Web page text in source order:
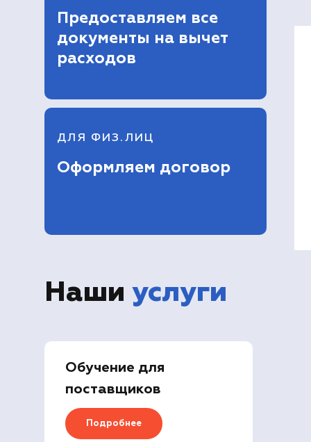
ДЛЯ ФИЗ.ЛИЦ
Оформляем договор
Предоставляем все
документы на вычет
расходов
Наши услуги
Обучение для
поставщиков
Подробнее